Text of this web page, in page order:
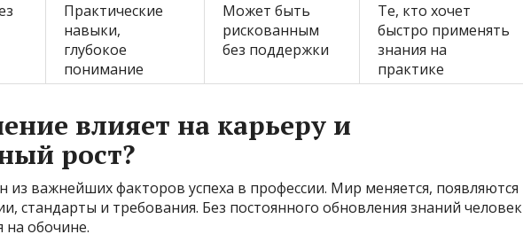
Практические
навыки,
глубокое
понимание
Может быть
рискованным
без поддержки
Те, кто хочет
быстро применять
знания на
практике
влияет на карьеру и
рост?
важнейших факторов успеха в профессии. Мир меняется, появляются
стандарты и требования. Без постоянного обновления знаний человек
на обочине.